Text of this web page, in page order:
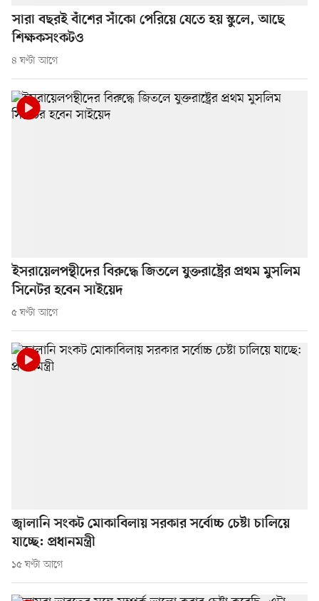
সারা বছরই বাঁশের সাঁকো পেরিয়ে যেতে হয় স্কুলে, আছে
শিক্ষকসংকটও
৪ ঘণ্টা আগে
ইসরায়েলপন্থীদের বিরুদ্ধে জিতলে যুক্তরাষ্ট্রের প্রথম মুসলিম
সিনেটর হবেন সাইয়েদ
৫ ঘণ্টা আগে
জ্বালানি সংকট মোকাবিলায় সরকার সর্বোচ্চ চেষ্টা চালিয়ে
যাচ্ছে: প্রধানমন্ত্রী
১৫ ঘণ্টা আগে